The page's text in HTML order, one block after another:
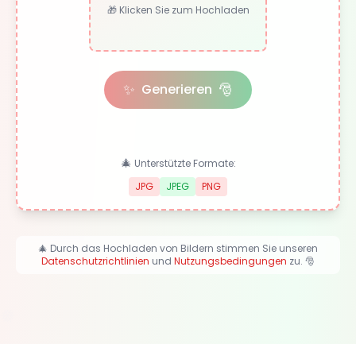
🎁 Klicken Sie zum Hochladen
✨ Generieren 🎅
🎄 Unterstützte Formate:
JPG
JPEG PNG
🎄 Durch das Hochladen von Bildern stimmen Sie unseren
Datenschutzrichtlinien und Nutzungsbedingungen zu. 🎅